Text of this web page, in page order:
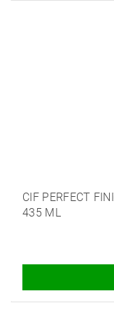
CIF PERFECT
435 ML